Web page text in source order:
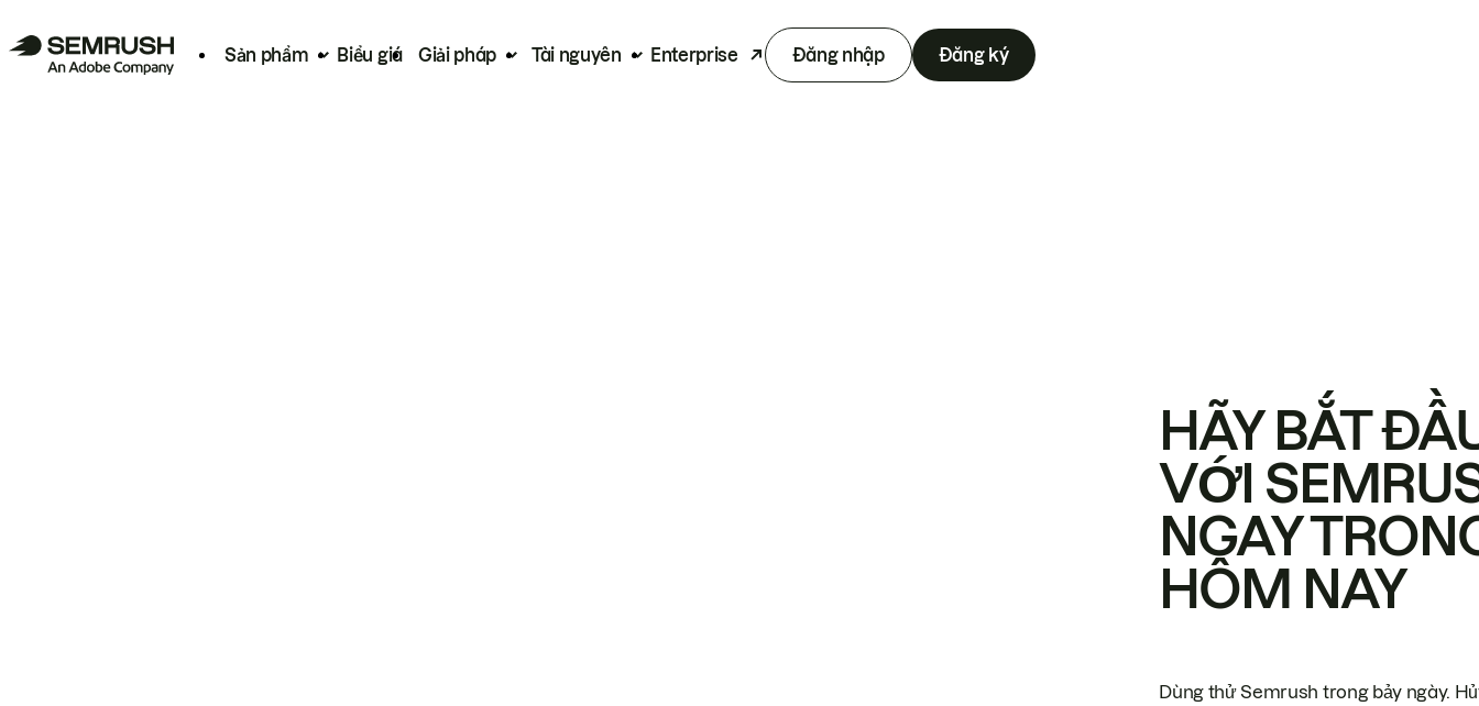
Sản phẩm Biểu giá Giải pháp Tài nguyên Enterprise Đăng nhập Đăng ký
HÃY BẮT
VỚI
NGAY
HÔM NAY
Dùng thử Semrush trong bảy ngày.